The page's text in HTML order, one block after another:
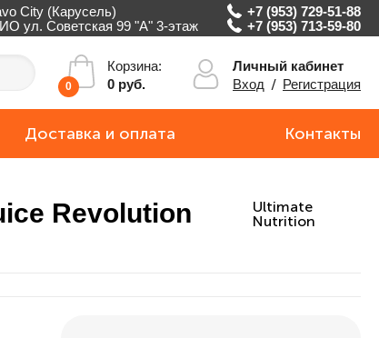
City (Карусель)
ул. Советская 99 "А" 3-этаж
+7 (953) 729-51-88
+7 (953) 713-59-80
0
Корзина:
0 руб.
Личный кабинет
Вход / Регистрация
Доставка и оплата Контакты
Revolution
Ultimate
Nutrition